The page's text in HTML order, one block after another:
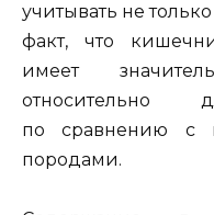
учитывать не
факт, что
имеет
по сравнению с
породами.